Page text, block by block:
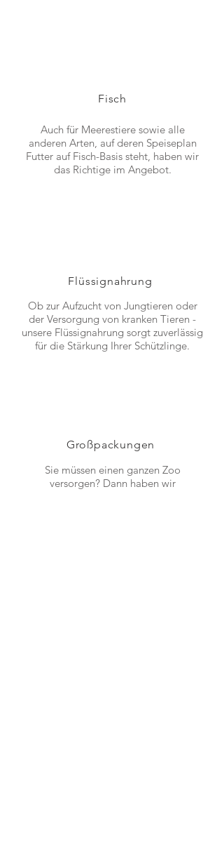
Fisch
Auch für Meerestiere sowie alle
anderen Arten, auf deren Speiseplan
Futter auf Fisch-Basis steht, haben wir
das Richtige im Angebot.
Flüssignahrung
Ob zur Aufzucht von Jungtieren oder
der Versorgung von kranken Tieren -
unsere Flüssignahrung sorgt zuverlässig
für die Stärkung Ihrer Schützlinge.
Großpackungen
Sie müssen einen ganzen Zoo
versorgen? Dann haben wir